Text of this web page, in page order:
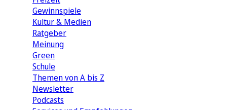
Gewinnspiele
Kultur & Medien
Ratgeber
Meinung
Green
Schule
Themen von A bis Z
Newsletter
Podcasts